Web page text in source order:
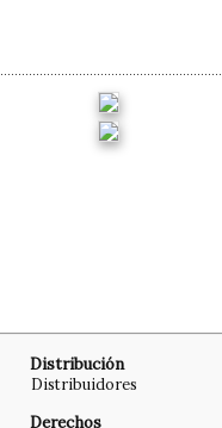
Distribución
Distribuidores
Derechos